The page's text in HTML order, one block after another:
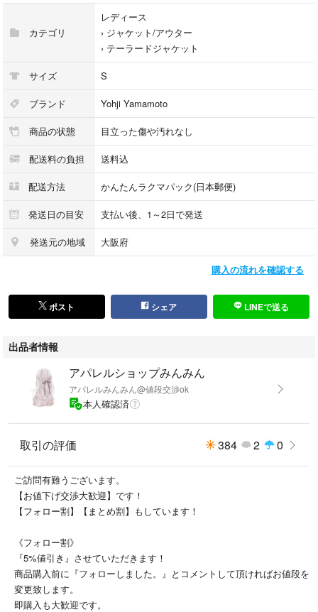
ユニセックスでご着用いただけるデザインで、メンズS〜レディースM相
ウール混素材で程よいハリがあり、長くご愛用いただけます。
モードスタイルやオーバーサイズコーデにもおすすめです。
ネイビー
メンズS / レディースM相当
着丈:65cm
袖丈:57cm
■素材
目立つダメージなく、まだまだご着用いただけます。
※中古品のため多少の使用感はご了承ください。
■購入先
日本流通自主管理協会加盟店（AACD）
質屋・古物市場・ストア商品
※鑑定済み商品です。万が一偽物だった場合は全額返金いたします。
■管理番号
H427C02660913
■検索用キーワード
Y’s ワイズ YohjiYamamoto ヨウジヤマモト Y’sbis テーラードジャケッ
カテゴリ
レディース
› ジャケット/アウター
› テーラードジャケット
サイズ S
ブランド Yohji Yamamoto
商品の状態 目立った傷や汚れなし
配送料の負担 送料込
配送方法 かんたんラクマパック(日本郵便)
発送日の目安 支払い後、1～2日で発送
発送元の地域 大阪府
購入の流れを確認する
ポスト シェア LINEで送る
出品者情報
アパレルショップみんみん
アパレルみんみん@値段交渉ok
本人確認済
取引の評価 384 2 0
ご訪問有難うございます。
【お値下げ交渉大歓迎】です！
【フォロー割】【まとめ割】もしています！
《フォロー割》
『5%値引き』させていただきます！
商品購入前に『フォローしました。』とコメントして頂ければお値段を
変更致します。
即購入も大歓迎です。